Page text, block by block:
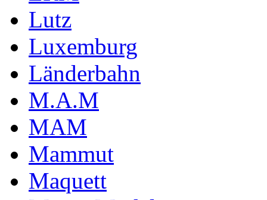
Lutz
Luxemburg
Länderbahn
M.A.M
MAM
Mammut
Maquett